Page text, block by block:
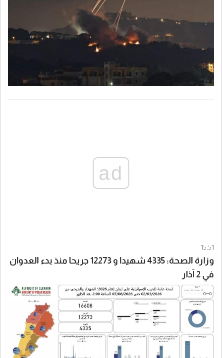
ad
15:51
وزارة الصحة: 4335 شهيدا و 12273 جريحا منذ بدء العدوان
في 2 آذار